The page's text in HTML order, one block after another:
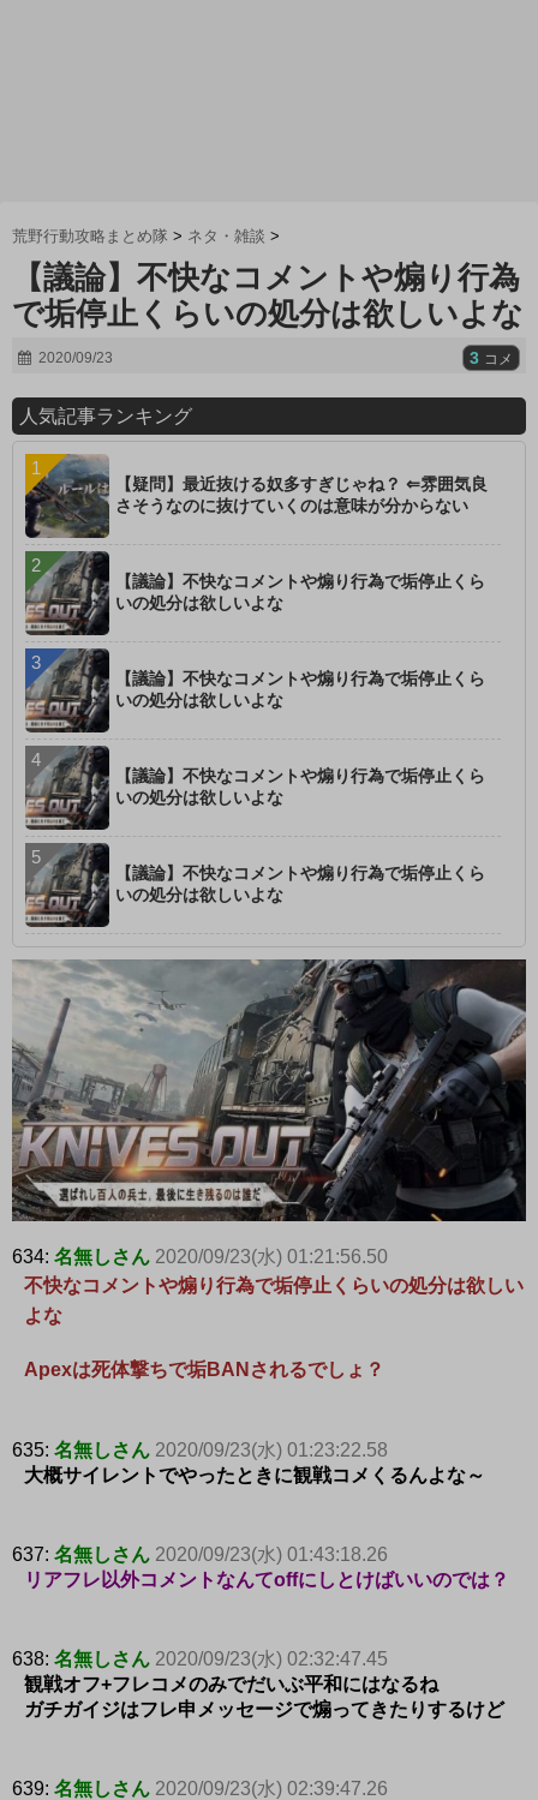
荒野行動攻略まとめ隊 > ネタ・雑談 >
【議論】不快なコメントや煽り行為
で垢停止くらいの処分は欲しいよな
2020/09/23 3 コメ
人気記事ランキング
【疑問】最近抜ける奴多すぎじゃね？ ⇐雰囲気良
さそうなのに抜けていくのは意味が分からない
【議論】不快なコメントや煽り行為で垢停止くら
いの処分は欲しいよな
【議論】不快なコメントや煽り行為で垢停止くら
いの処分は欲しいよな
【議論】不快なコメントや煽り行為で垢停止くら
いの処分は欲しいよな
【議論】不快なコメントや煽り行為で垢停止くら
いの処分は欲しいよな
634: 名無しさん 2020/09/23(水) 01:21:56.50
不快なコメントや煽り行為で垢停止くらいの処分は欲しい
よな
Apexは死体撃ちで垢BANされるでしょ？
635: 名無しさん 2020/09/23(水) 01:23:22.58
大概サイレントでやったときに観戦コメくるんよな～
637: 名無しさん 2020/09/23(水) 01:43:18.26
リアフレ以外コメントなんてoffにしとけばいいのでは？
638: 名無しさん 2020/09/23(水) 02:32:47.45
観戦オフ+フレコメのみでだいぶ平和にはなるね
ガチガイジはフレ申メッセージで煽ってきたりするけど
639: 名無しさん 2020/09/23(水) 02:39:47.26